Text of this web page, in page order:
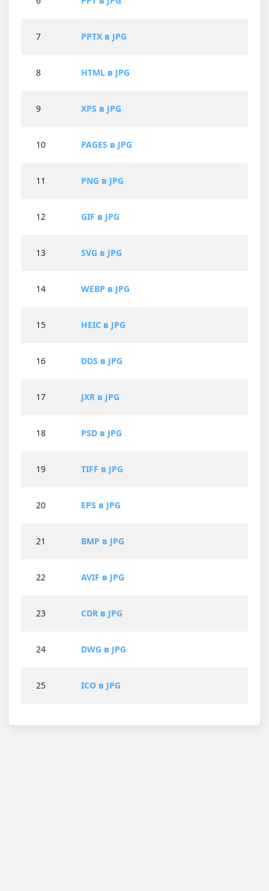
7 PPTX в JPG
8 HTML в JPG
9 XPS в JPG
10 PAGES в JPG
11 PNG в JPG
12 GIF в JPG
13 SVG в JPG
14 WEBP в JPG
15 HEIC в JPG
16 DDS в JPG
17 JXR в JPG
18 PSD в JPG
19 TIFF в JPG
20 EPS в JPG
21 BMP в JPG
22 AVIF в JPG
23 CDR в JPG
24 DWG в JPG
25 ICO в JPG